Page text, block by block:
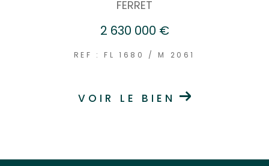
FERRET
2 630 000 €
REF : FL 1680 / M 2061
VOIR LE BIEN